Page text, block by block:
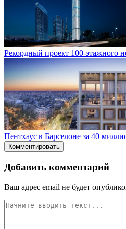
Рекордный проект 100-этажного
Пентхаус в Барселоне за 40
Комментировать
Добавить комментарий
Ваш адрес email не будет